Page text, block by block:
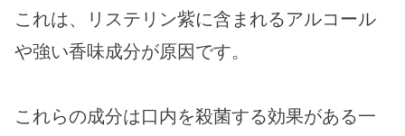
これは、リステリン紫に含まれるアルコール
や強い香味成分が原因です。
これらの成分は口内を殺菌する効果がある一